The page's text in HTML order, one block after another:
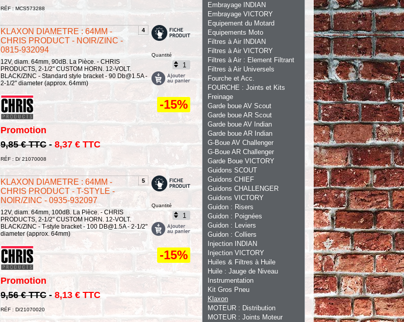
RÉF : MCS573288
4
KLAXON DIAMETRE : 64MM -
CHRIS PRODUCT - NOIR/ZINC -
0815-932094
12V, diam. 64mm, 90dB. La Pièce. - CHRIS
PRODUCTS, 2-1/2" CUSTOM HORN. 12-VOLT.
BLACK/ZINC - Standard style bracket - 90 Db@1.5A -
2-1/2" diameter (approx. 64mm)
Promotion
9,85 € TTC - 8,37 € TTC
RÉF : D/ 21070008
Quantité
-15%
5
KLAXON DIAMETRE : 64MM -
CHRIS PRODUCT - T-STYLE -
NOIR/ZINC - 0935-932097
12V, diam. 64mm, 100dB. La Pièce. - CHRIS
PRODUCTS, 2-1/2" CUSTOM HORN. 12-VOLT.
BLACK/ZINC - T-style bracket - 100 DB@1.5A - 2-1/2"
diameter (approx. 64mm)
Promotion
9,56 € TTC - 8,13 € TTC
RÉF : D/21070020
Quantité
-15%
Embrayage INDIAN
Embrayage VICTORY
Equipement du Motard
Equipements Moto
Filtres à Air INDIAN
Filtres à Air VICTORY
Filtres à Air : Element Filtrant
Filtres à Air Universels
Fourche et Acc.
FOURCHE : Joints et Kits
Freinage
Garde boue AV Scout
Garde boue AR Scout
Garde boue AV Indian
Garde boue AR Indian
G-Boue AV Challenger
G-Boue AR Challenger
Garde Boue VICTORY
Guidons SCOUT
Guidons CHIEF
Guidons CHALLENGER
Guidons VICTORY
Guidon : Risers
Guidon : Poignées
Guidon : Leviers
Guidon : Colliers
Injection INDIAN
Injection VICTORY
Huiles & Filtres à Huile
Huile : Jauge de Niveau
Instrumentation
Kit Gros Pneu
Klaxon
MOTEUR : Distribution
MOTEUR : Joints Moteur